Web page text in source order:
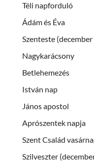
Téli napforduló
Ádám és Éva
Szenteste (december
Nagykarácsony
Betlehemezés
István nap
János apostol
Aprószentek napja
Szent Család
Szilveszter